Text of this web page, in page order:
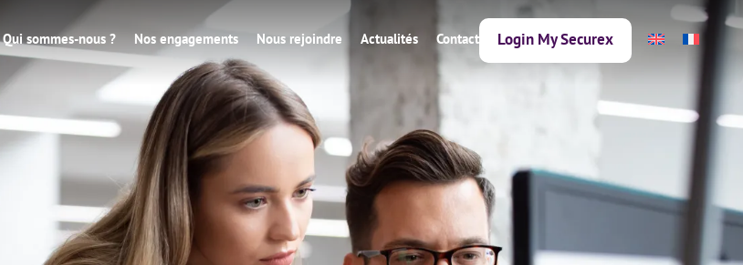
Qui sommes-nous ? Nos engagements Nous rejoindre Actualités Contact Login My Securex